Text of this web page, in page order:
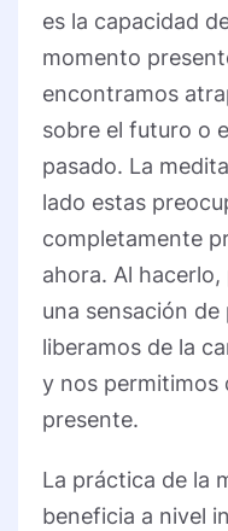
es la capacidad
momento
encontramos
sobre el futuro o
pasado. La
lado estas
completamente
ahora. Al
una sensación
liberamos de la
y nos permitimos
presente.
La práctica de la
beneficia a nivel